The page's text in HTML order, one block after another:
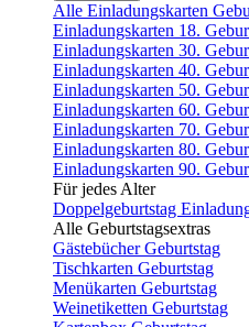
Alle Einladungskarten
Einladungskarten 18.
Einladungskarten 30.
Einladungskarten 40.
Einladungskarten 50.
Einladungskarten 60.
Einladungskarten 70.
Einladungskarten 80.
Einladungskarten 90.
Für jedes Alter
Doppelgeburtstag
Alle Geburtstagsextras
Gästebücher Geburtstag
Tischkarten Geburtstag
Menükarten Geburtstag
Weinetiketten Geburtstag